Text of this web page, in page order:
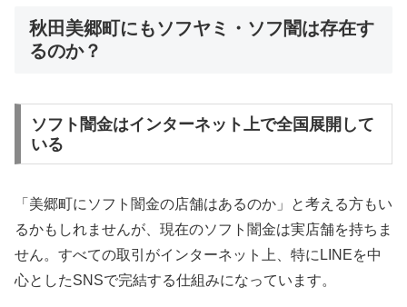
秋田美郷町にもソフヤミ・ソフ闇は存在す
るのか？
ソフト闇金はインターネット上で全国展開して
いる
「美郷町にソフト闇金の店舗はあるのか」と考える方もい
るかもしれませんが、現在のソフト闇金は実店舗を持ちま
せん。すべての取引がインターネット上、特にLINEを中
心としたSNSで完結する仕組みになっています。